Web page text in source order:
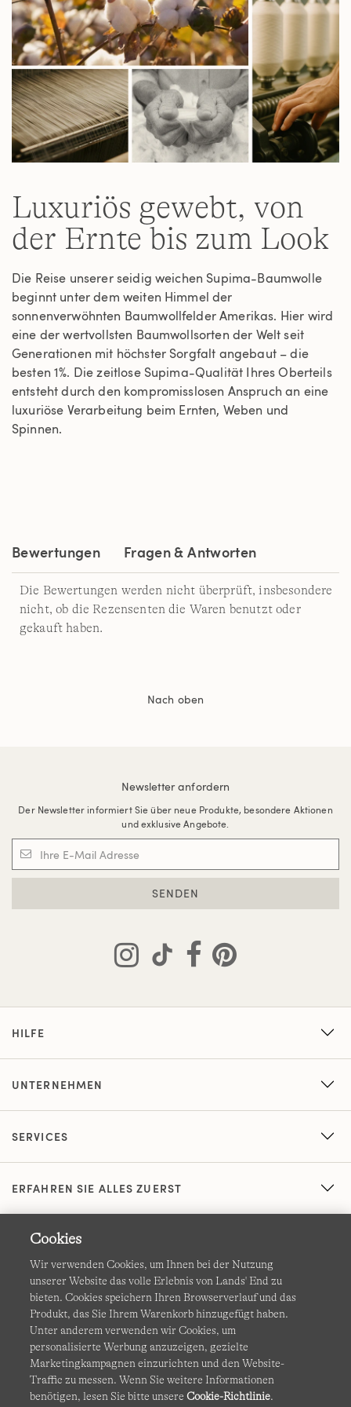
Luxuriös gewebt, von
der Ernte bis zum Look
Die Reise unserer seidig weichen Supima-Baumwolle
beginnt unter dem weiten Himmel der
sonnenverwöhnten Baumwollfelder Amerikas. Hier wird
eine der wertvollsten Baumwollsorten der Welt seit
Generationen mit höchster Sorgfalt angebaut – die
besten 1%. Die zeitlose Supima-Qualität Ihres Oberteils
entsteht durch den kompromisslosen Anspruch an eine
luxuriöse Verarbeitung beim Ernten, Weben und
Spinnen.
Bewertungen Fragen & Antworten
Die Bewertungen werden nicht überprüft, insbesondere
nicht, ob die Rezensenten die Waren benutzt oder
gekauft haben.
Nach oben
Newsletter anfordern
Der Newsletter informiert Sie über neue Produkte, besondere Aktionen
und exklusive Angebote.
SENDEN
HILFE
UNTERNEHMEN
SERVICES
ERFAHREN SIE ALLES ZUERST
Datenschutz & Sicherheit
Cookies Ich möchte auswählen Barrierefreiheit
Site Map Internationale Websites
Cookies
Wir verwenden Cookies, um Ihnen bei der Nutzung
unserer Website das volle Erlebnis von Lands' End zu
bieten. Cookies speichern Ihren Browserverlauf und das
Produkt, das Sie Ihrem Warenkorb hinzugefügt haben.
Unter anderem verwenden wir Cookies, um
personalisierte Werbung anzuzeigen, gezielte
Marketingkampagnen einzurichten und den Website-
Traffic zu messen. Wenn Sie weitere Informationen
benötigen, lesen Sie bitte unsereCookie-Richtlinie.